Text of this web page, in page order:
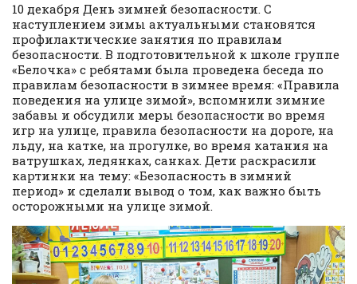
10 декабря День зимней безопасности. С
наступлением зимы актуальными становятся
профилактические занятия по правилам
безопасности. В подготовительной к школе группе
«Белочка» с ребятами была проведена беседа по
правилам безопасности в зимнее время: «Правила
поведения на улице зимой», вспомнили зимние
забавы и обсудили меры безопасности во время
игр на улице, правила безопасности на дороге, на
льду, на катке, на прогулке, во время катания на
ватрушках, ледянках, санках. Дети раскрасили
картинки на тему: «Безопасность в зимний
период» и сделали вывод о том, как важно быть
осторожными на улице зимой.